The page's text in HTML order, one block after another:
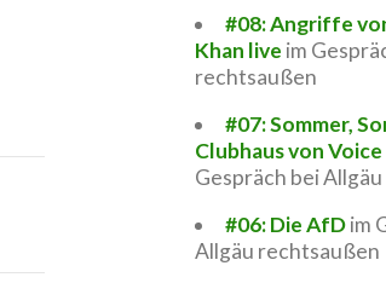
#08: Angriffe
Khan live im
rechtsaußen
#07: Sommer,
Clubhaus von
Gespräch bei
#06: Die AfDim
Allgäu rechtsaußen